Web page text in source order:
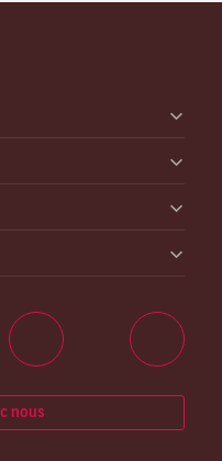
nous